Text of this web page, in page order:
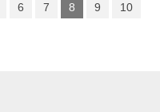
6 7 8 9
10